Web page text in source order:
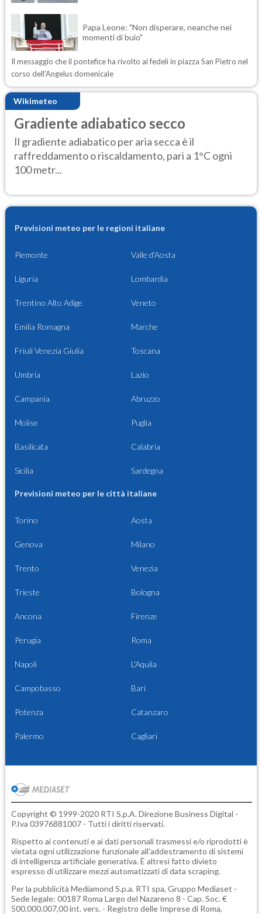
Papa Leone: "Non disperare, neanche nei
momenti di buio"
Il messaggio che il pontefice ha rivolto ai fedeli in piazza San Pietro nel
corso dell'Angelus domenicale
Wikimeteo
Gradiente adiabatico secco
Il gradiente adiabatico per aria secca è il
raffreddamento o riscaldamento, pari a 1°C ogni
100 metr...
Previsioni meteo per le regioni italiane
Piemonte Valle d'Aosta
Liguria Lombardia
Trentino Alto Adige Veneto
Emilia Romagna Marche
Friuli Venezia Giulia Toscana
Umbria Lazio
Campania Abruzzo
Molise Puglia
Basilicata Calabria
Sicilia Sardegna
Previsioni meteo per le città italiane
Torino Aosta
Genova Milano
Trento Venezia
Trieste Bologna
Ancona Firenze
Perugia Roma
Napoli L'Aquila
Campobasso Bari
Potenza Catanzaro
Palermo Cagliari
Copyright © 1999-2020 RTI S.p.A. Direzione Business Digital -
P.Iva 03976881007 - Tutti i diritti riservati.
Rispetto ai contenuti e ai dati personali trasmessi e/o riprodotti è
vietata ogni utilizzazione funzionale all'addestramento di sistemi
di intelligenza artificiale generativa. È altresì fatto divieto
espresso di utilizzare mezzi automatizzati di data scraping.
Per la pubblicità Mediamond S.p.a. RTI spa, Gruppo Mediaset -
Sede legale: 00187 Roma Largo del Nazareno 8 - Cap. Soc. €
500.000.007,00 int. vers. - Registro delle Imprese di Roma,